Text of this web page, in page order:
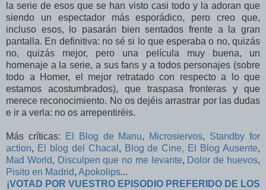
la serie de esos que se han visto casi todo y la adoran que
siendo un espectador más esporádico, pero creo que,
incluso esos, lo pasarán bien sentados frente a la gran
pantalla. En definitiva: no sé si lo que esperaba o no, quizás
no, quizás mejor, pero una película muy buena, un
homenaje a la serie, a sus fans y a todos personajes (sobre
todo a Homer, el mejor retratado con respecto a lo que
estamos acostumbrados), que traspasa fronteras y que
merece reconocimiento. No os dejéis arrastrar por las dudas
e ir a verla: no os arrepentiréis.
Más críticas: El Blog de Manu, Microsiervos, Standby for
action, El blog del Chacal , Blog de Cine, El Blog Ausente,
Mad World, Disculpen que no me levante, Dolor de huevos,
Pisito en Madrid, Apokolips...
¡VOTAD POR VUESTRO EPISODIO PREFERIDO DE LOS